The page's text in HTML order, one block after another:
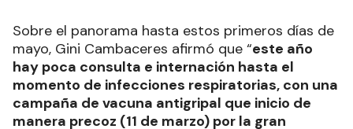
Sobre el panorama hasta estos primeros días de
mayo, Gini Cambaceres afirmó que “este año
hay poca consulta e internación hasta el
momento de infecciones respiratorias, con una
campaña de vacuna antigripal que inicio de
manera precoz (11 de marzo) por la gran